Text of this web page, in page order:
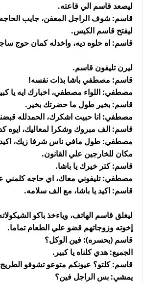
ليصعد قاسم الي قاعته.
قاسم: شوف الراجل المعفن، جايب الحاجه
ليفتح قاسم الكيس.
قاسم: اه حلوه ديه، واخدله كمان حوج
ليرن تليفون قاسم.
قاسم: مصطفي باشا بذات نفسه!
مصطفي: اللواء مصطفي، اخبارك ايه يا
قاسم: بخير طول ما حضرتك بخير.
مصطفي: انا حبيت اشكرك، الحمدلله
قاسم: الف مبروك وشكرا لمعاليك، ايوه
مصطفي: طول مافي ناس شرفا زيك،
مكان للخارجين علي القانون.
قاسم: كتر خيرك يا باشا.
مصطفي: تليفوني معاك، اي حاجه
قاسم: اكيد يا باشا، مع الف سلامه.
ليغلق قاسم الهاتف، وياءخذ باكو
إخوته وزوجاتهم قضو علي الطعام تماما.
قاسم (بحسره): فين الوكل؟
الجميع: هدي كلناه يا كبير.
قاسم: كلتو؟ عيونكم متوعو تشوفو الطريج
يمشي: بس الراجل فين؟